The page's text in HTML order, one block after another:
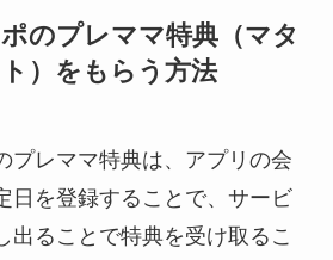
のプレママ特典（マタ
）をもらう方法
プレママ特典は、アプリの会
日を登録することで、サービ
出ることで特典を受け取るこ